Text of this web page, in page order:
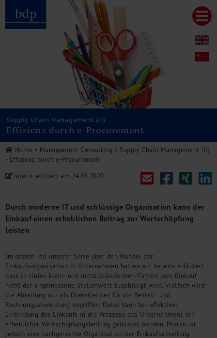
Publikationen
Newsletter
Videos
Leistungen
Rechtsberatung
China Consulting
Unternehmensgründung
Finanz- und Lohnbuchhaltung
Wirtschaftsprüfung
Steuerberatung
Rechtsberatung
M&A Deutschland/China
Supply Chain Management (II)
Effizienz durch e-Procurement
Home » Management Consulting » Supply Chain Management (II)
- Effizienz durch e-Procurement
zuletzt editiert am 24.06.2020
Durch moderne IT und schlüssige Organisation kann der
Einkauf einen erheblichen Beitrag zur Wertschöpfung
leisten
Im ersten Teil unserer Serie über den Wandel der
Einkaufsorganisation in Unternehmen hatten wir bereits erläutert,
dass in vielen klein- und mittelständischen Firmen dem Einkauf
nicht der angemessene Stellenwert zugebilligt wird. Vielfach wird
die Abteilung nur als Dienstleister für die Bestell- und
Rechnungsabwicklung begriffen. Dabei kann bei effektiver
Einbindung des Einkaufs in die Prozesse des Unternehmens ein
erheblicher Wertschöpfungsbeitrag geleistet werden. Hierzu ist
jedoch eine sachgerechte Organisation der Einkaufsabteilung